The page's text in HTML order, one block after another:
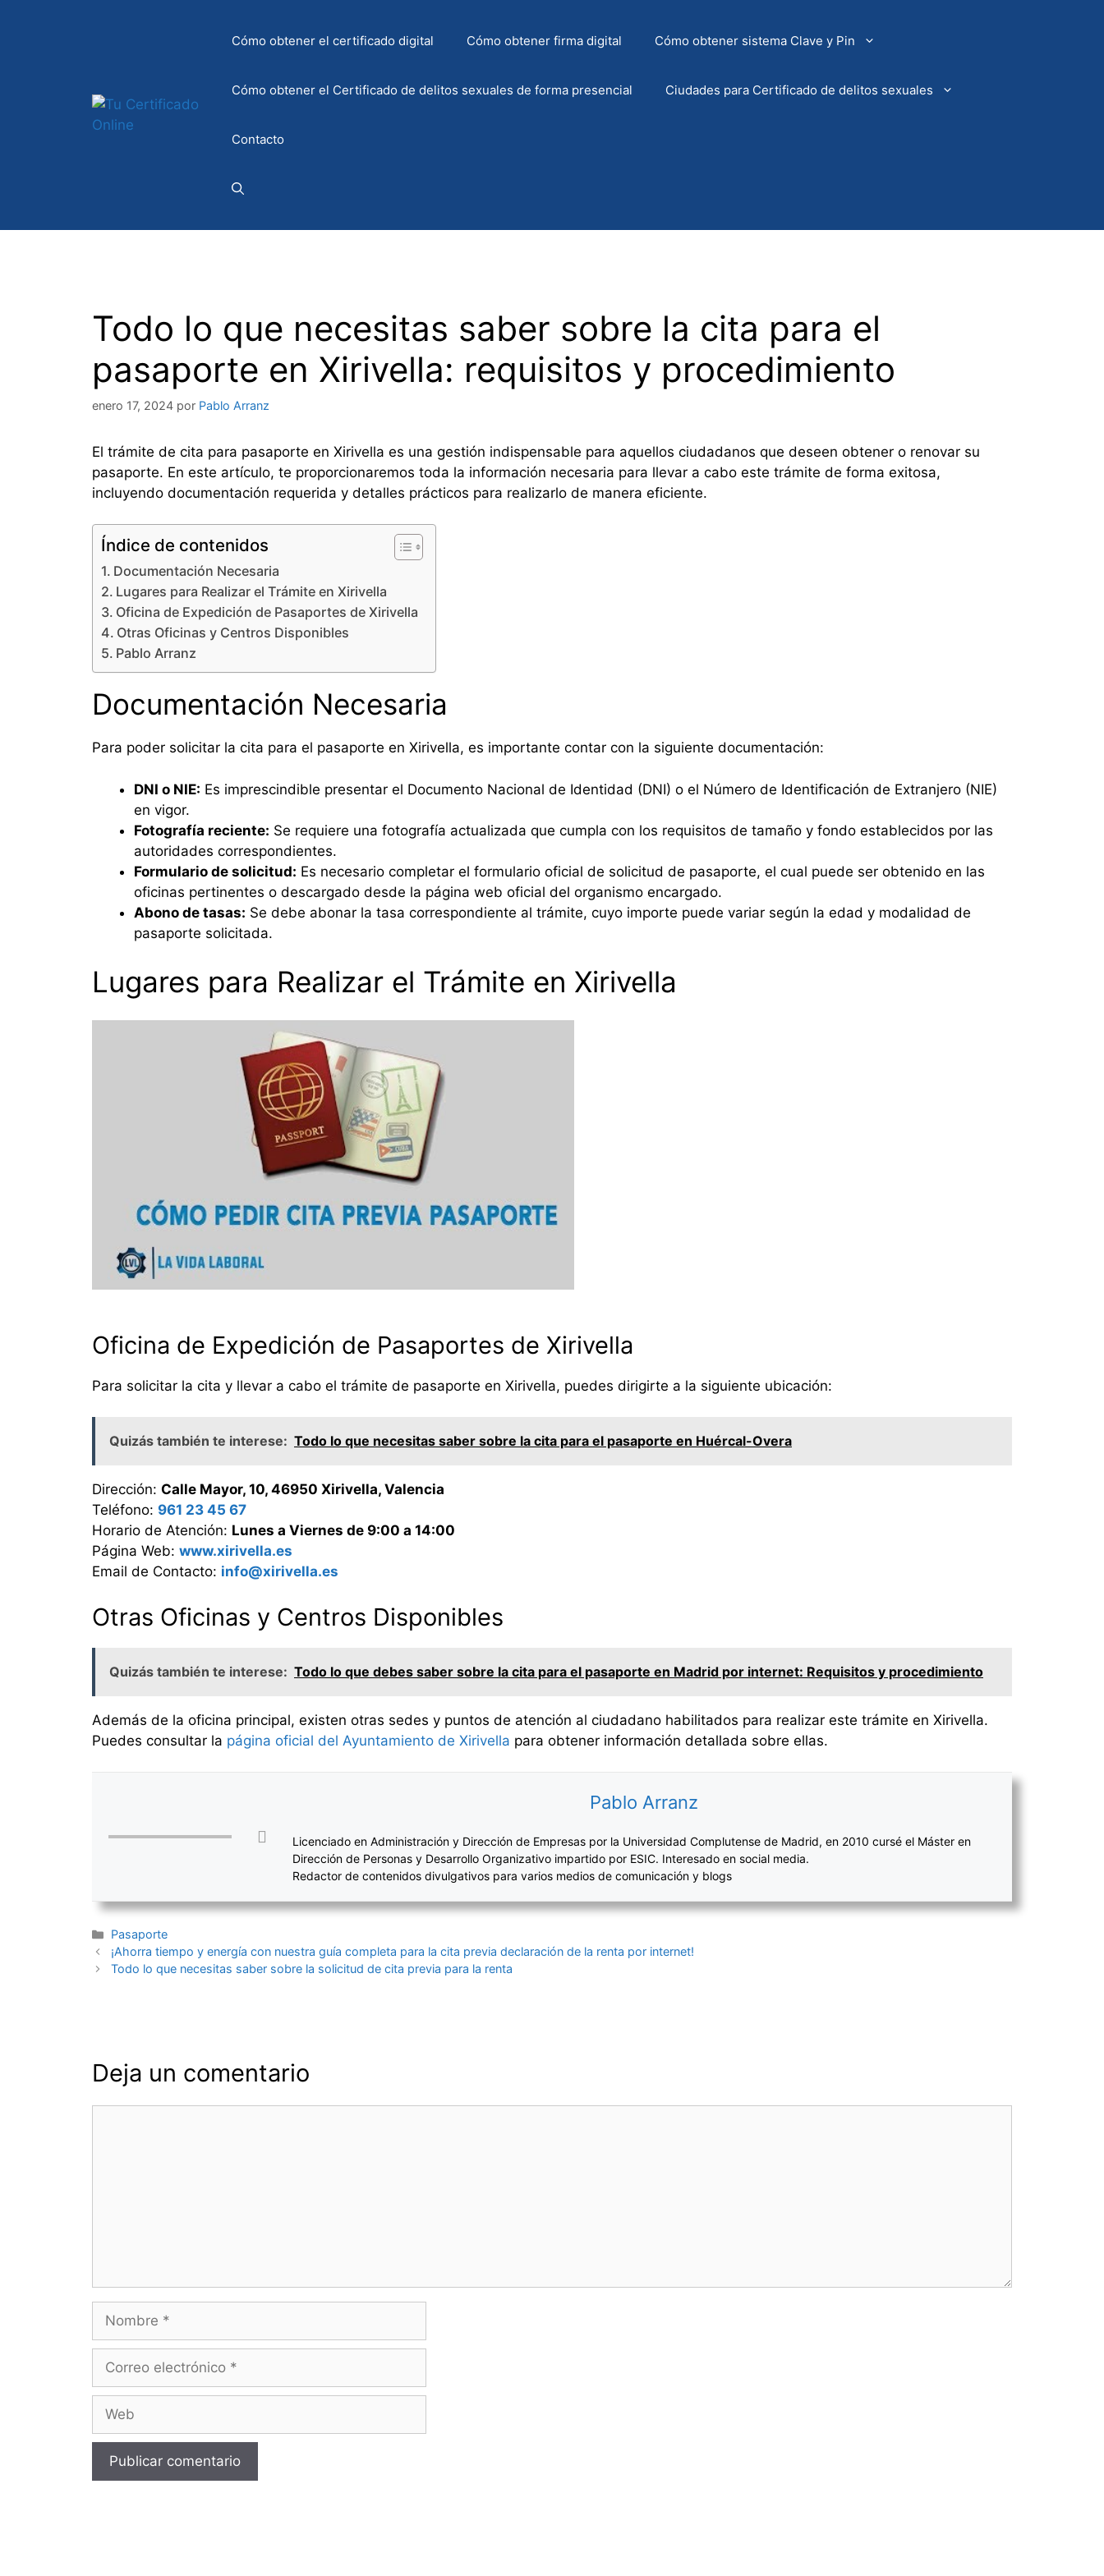
Cómo obtener el certificado digital Cómo obtener firma digital Cómo obtener sistema Clave y Pin
Cómo obtener el Certificado de delitos sexuales de forma presencial Ciudades para Certificado de delitos sexuales
Contacto
Todo lo que necesitas saber sobre la cita para el
pasaporte en Xirivella: requisitos y procedimiento
enero 17, 2024 por Pablo Arranz
El trámite de cita para pasaporte en Xirivella es una gestión indispensable para aquellos ciudadanos que deseen obtener o renovar su
pasaporte. En este artículo, te proporcionaremos toda la información necesaria para llevar a cabo este trámite de forma exitosa,
incluyendo documentación requerida y detalles prácticos para realizarlo de manera eficiente.
Índice de contenidos
Documentación Necesaria
Lugares para Realizar el Trámite en Xirivella
Oficina de Expedición de Pasaportes de Xirivella
Otras Oficinas y Centros Disponibles
Pablo Arranz
Documentación Necesaria
Para poder solicitar la cita para el pasaporte en Xirivella, es importante contar con la siguiente documentación:
DNI o NIE: Es imprescindible presentar el Documento Nacional de Identidad (DNI) o el Número de Identificación de Extranjero (NIE)
en vigor.
Fotografía reciente: Se requiere una fotografía actualizada que cumpla con los requisitos de tamaño y fondo establecidos por las
autoridades correspondientes.
Formulario de solicitud: Es necesario completar el formulario oficial de solicitud de pasaporte, el cual puede ser obtenido en las
oficinas pertinentes o descargado desde la página web oficial del organismo encargado.
Abono de tasas: Se debe abonar la tasa correspondiente al trámite, cuyo importe puede variar según la edad y modalidad de
pasaporte solicitada.
Lugares para Realizar el Trámite en Xirivella
Oficina de Expedición de Pasaportes de Xirivella
Para solicitar la cita y llevar a cabo el trámite de pasaporte en Xirivella, puedes dirigirte a la siguiente ubicación:
Quizás también te interese: Todo lo que necesitas saber sobre la cita para el pasaporte en Huércal-Overa
Dirección: Calle Mayor, 10, 46950 Xirivella, Valencia
Teléfono: 961 23 45 67
Horario de Atención: Lunes a Viernes de 9:00 a 14:00
Página Web: www.xirivella.es
Email de Contacto: info@xirivella.es
Otras Oficinas y Centros Disponibles
Quizás también te interese: Todo lo que debes saber sobre la cita para el pasaporte en Madrid por internet: Requisitos y procedimiento
Además de la oficina principal, existen otras sedes y puntos de atención al ciudadano habilitados para realizar este trámite en Xirivella.
Puedes consultar la página oficial del Ayuntamiento de Xirivella para obtener información detallada sobre ellas.
Pablo Arranz
Licenciado en Administración y Dirección de Empresas por la Universidad Complutense de Madrid, en 2010 cursé el Máster en
Dirección de Personas y Desarrollo Organizativo impartido por ESIC. Interesado en social media.
Redactor de contenidos divulgativos para varios medios de comunicación y blogs
Categorías
Pasaporte
Navegación
de
¡Ahorra tiempo y energía con nuestra guía completa para la cita previa declaración de la renta por internet!
Todo lo que necesitas saber sobre la solicitud de cita previa para la renta
Deja un comentario
Nombre
Correo
Web